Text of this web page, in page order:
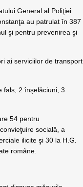
General al Poliţiei
au patrulat în 387
şi pentru prevenirea şi
ai serviciilor de transport
fals, 2 înşelăciuni, 3
54 pentru
socială, a
ilicite şi 30 la H.G
române